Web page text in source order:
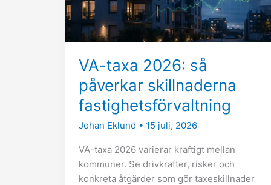
VA-taxa 2026: så
påverkar skillnaderna
fastighetsförvaltning
Johan Eklund • 15 juli, 2026
VA-taxa 2026 varierar kraftigt mellan
kommuner. Se drivkrafter, risker och
konkreta åtgärder som gör taxeskillnader
fastighetsförvaltning